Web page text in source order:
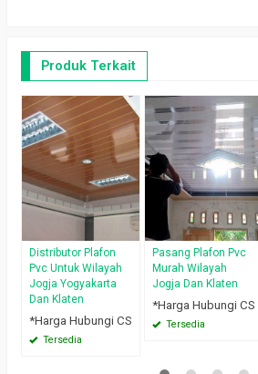
Produk Terkait
Distributor Plafon
Pvc Untuk Wilayah
Jogja Yogyakarta
Dan Klaten
*Harga Hubungi CS
Tersedia
Pasang Plafon Pvc
Murah Wilayah
Jogja Dan Klaten
*Harga Hubungi CS
Tersedia